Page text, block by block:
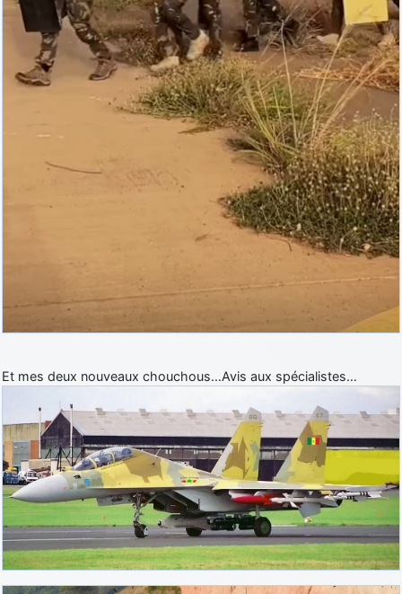
Et mes deux nouveaux chouchous…Avis aux spécialistes…